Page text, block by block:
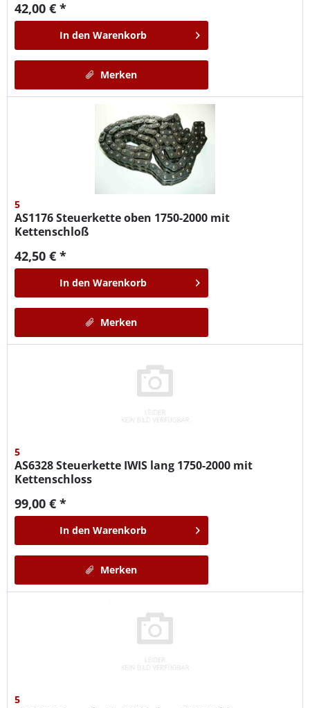
42,00 € *
In den Warenkorb
Merken
5
AS1176Steuerkette oben 1750-2000 mit
Kettenschloß
42,50 € *
In den Warenkorb
Merken
5
AS6328Steuerkette IWIS lang 1750-2000 mit
Kettenschloss
99,00 € *
In den Warenkorb
Merken
5